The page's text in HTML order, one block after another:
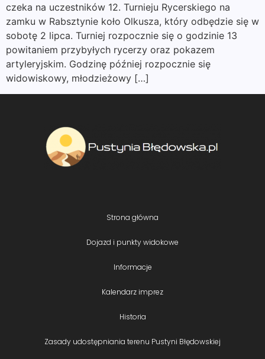
czeka na uczestników 12. Turnieju Rycerskiego na
zamku w Rabsztynie koło Olkusza, który odbędzie się w
sobotę 2 lipca. Turniej rozpocznie się o godzinie 13
powitaniem przybyłych rycerzy oraz pokazem
artyleryjskim. Godzinę później rozpocznie się
widowiskowy, młodzieżowy […]
Strona główna
Dojazd i punkty widokowe
Informacje
Kalendarz imprez
Historia
Zasady udostępniania terenu Pustyni Błędowskiej